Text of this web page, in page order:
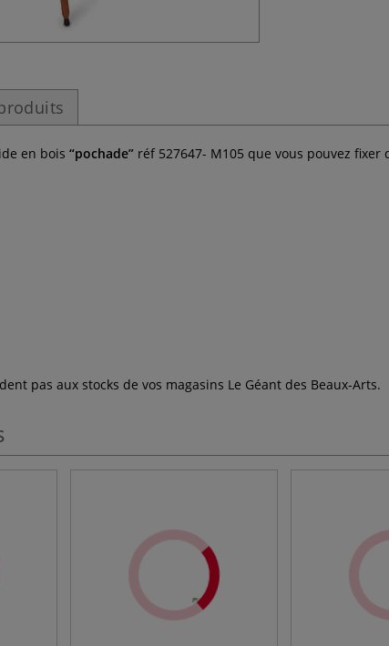
en bois “pochade” réf 527647- M105 que vous pouvez fixer
pas aux stocks de vos magasins Le Géant des Beaux-Arts.